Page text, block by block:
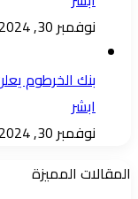
نوفمبر 30, 2024
بنك الخرطوم
ابشر
نوفمبر 30, 2024
المقالات المميزة